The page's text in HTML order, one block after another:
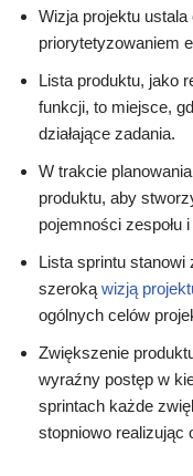
Wizja projektu
priorytetyzowaniem
Lista produktu, jako
funkcji, to miejsce,
działające zadania.
W trakcie
produktu, aby
pojemności zespołu
Lista sprintu stanowi
szerokąwizją
ogólnych celów
Zwiększenie
wyraźny postęp w
sprintach każde
stopniowo realizując